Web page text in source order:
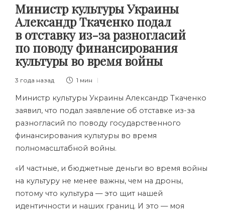
Министр культуры Украины
Александр Ткаченко подал
в отставку из-за разногласий
по поводу финансирования
культуры во время войны
3 года назад 1 мин
Министр культуры Украины Александр Ткаченко
заявил, что подал заявление об отставке из-за
разногласий по поводу государственного
финансирования культуры во время
полномасштабной войны.
«И частные, и бюджетные деньги во время войны
на культуру не менее важны, чем на дроны,
потому что культура — это щит нашей
идентичности и наших границ. И это — моя